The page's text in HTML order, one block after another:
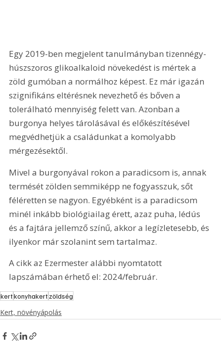
Egy 2019-ben megjelent tanulmányban tizennégy-
húszszoros glikoalkaloid növekedést is mértek a
zöld gumóban a normálhoz képest. Ez már igazán
szignifikáns eltérésnek nevezhető és bőven a
tolerálható mennyiség felett van. Azonban a
burgonya helyes tárolásával és előkészítésével
megvédhetjük a családunkat a komolyabb
mérgezésektől.
Mivel a burgonyával rokon a paradicsom is, annak
termését zölden semmiképp ne fogyasszuk, sőt
féléretten se nagyon. Egyébként is a paradicsom
minél inkább biológiailag érett, azaz puha, lédús
és a fajtára jellemző színű, akkor a legízletesebb, és
ilyenkor már szolanint sem tartalmaz.
A cikk az Ezermester alábbi nyomtatott
lapszámában érhető el: 2024/február.
kertkonyhakertzöldség
Kert, növényápolás